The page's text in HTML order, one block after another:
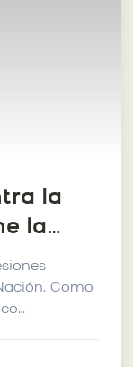
la
la
Como